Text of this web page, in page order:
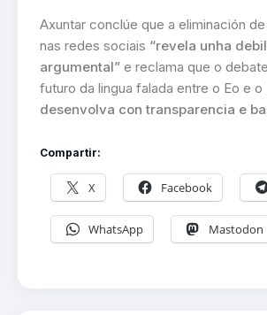
Axuntar conclúe que a eliminación
nas redes sociais “revela unha
argumental” e reclama que o
futuro da lingua falada entre o Eo e o
desenvolva con transparencia e
Compartir:
X Facebook
WhatsApp Mastodon